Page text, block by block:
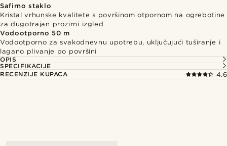
Safirno staklo
Kristal vrhunske kvalitete s površinom otpornom na ogrebotine
za dugotrajan prozirni izgled
Vodootporno 50 m
Vodootporno za svakodnevnu upotrebu, uključujući tuširanje i
lagano plivanje po površini
OPIS
SPECIFIKACIJE
RECENZIJE KUPACA
4.6